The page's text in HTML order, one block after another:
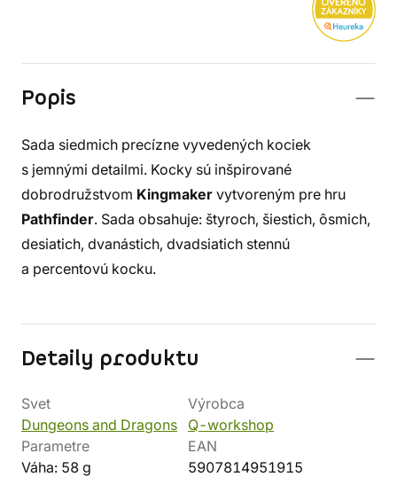
Popis
Sada siedmich precízne vyvedených kociek
s jemnými detailmi. Kocky sú inšpirované
dobrodružstvom Kingmaker vytvoreným pre hru
Pathfinder. Sada obsahuje: štyroch, šiestich, ôsmich,
desiatich, dvanástich, dvadsiatich stennú
a percentovú kocku.
Detaily produktu
Svet
Dungeons and Dragons
Výrobca
Q-workshop
Parametre
Váha: 58 g
EAN
5907814951915